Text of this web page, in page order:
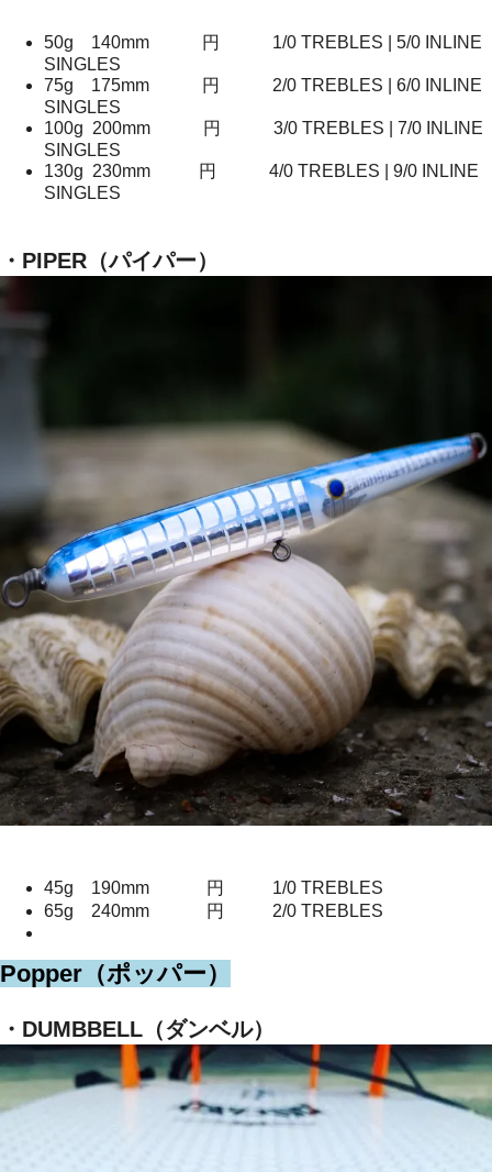
50g 140mm 円 1/0 TREBLES | 5/0 INLINE
SINGLES
75g 175mm 円 2/0 TREBLES | 6/0 INLINE
SINGLES
100g 200mm 円 3/0 TREBLES | 7/0 INLINE
SINGLES
130g 230mm 円 4/0 TREBLES | 9/0 INLINE
SINGLES
・PIPER（パイパー）
45g 190mm 円 1/0 TREBLES
65g 240mm 円 2/0 TREBLES
Popper（ポッパー）
・DUMBBELL（ダンベル）